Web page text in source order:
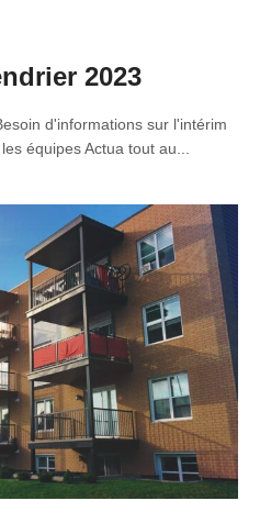
2023
d'informations sur l'intérim
équipes Actua tout au...